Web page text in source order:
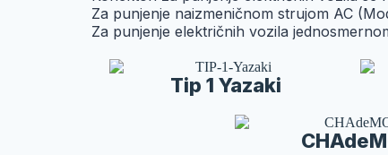
Za punjenje naizmeničnom strujom AC
Za punjenje električnih vozila
Tip 1 Yazaki